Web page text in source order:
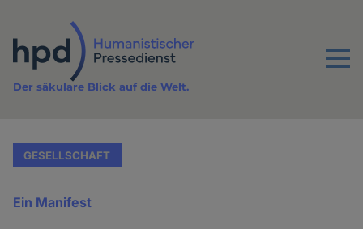
Inhalt
Menu
Der säkulare Blick auf die Welt.
GESELLSCHAFT
Ein Manifest